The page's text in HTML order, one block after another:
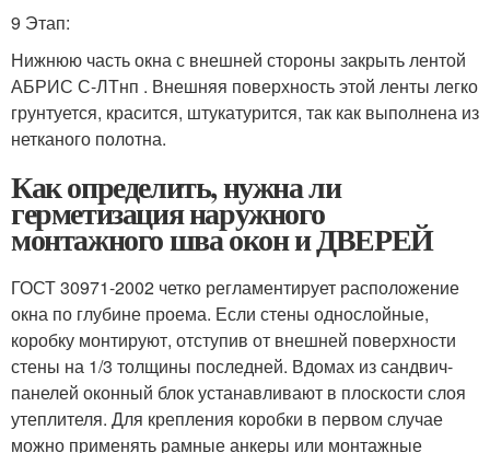
9 Этап:
Нижнюю часть окна с внешней стороны закрыть лентой
АБРИС С-ЛТнп . Внешняя поверхность этой ленты легко
грунтуется, красится, штукатурится, так как выполнена из
нетканого полотна.
Как определить, нужна ли
герметизация наружного
монтажного шва окон и ДВЕРЕЙ
ГОСТ 30971-2002 четко регламентирует расположение
окна по глубине проема. Если стены однослойные,
коробку монтируют, отступив от внешней поверхности
стены на 1/3 толщины последней. Вдомах из сандвич-
панелей оконный блок устанавливают в плоскости слоя
утеплителя. Для крепления коробки в первом случае
можно применять рамные анкеры или монтажные